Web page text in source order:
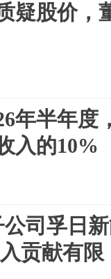
疑股价，
年半年度
入的10%
司孚日
贡献有限